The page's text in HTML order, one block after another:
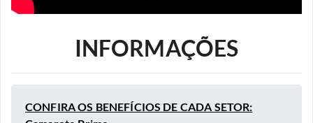
INFORMAÇÕES
CONFIRA OS BENEFÍCIOS DE CADA SETOR: